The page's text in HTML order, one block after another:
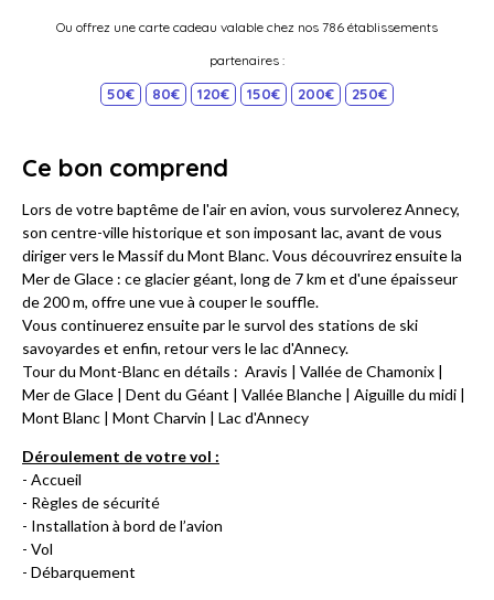
Ou offrez une carte cadeau valable chez nos 786 établissements
partenaires :
50€ 80€ 120€ 150€ 200€ 250€
Ce bon comprend
Lors de votre baptême de l'air en avion, vous survolerez Annecy,
son centre-ville historique et son imposant lac, avant de vous
diriger vers le Massif du Mont Blanc. Vous découvrirez ensuite la
Mer de Glace : ce glacier géant, long de 7 km et d'une épaisseur
de 200 m, offre une vue à couper le souffle.
Vous continuerez ensuite par le survol des stations de ski
savoyardes et enfin, retour vers le lac d'Annecy.
Tour du Mont-Blanc en détails : Aravis | Vallée de Chamonix |
Mer de Glace | Dent du Géant | Vallée Blanche | Aiguille du midi |
Mont Blanc | Mont Charvin | Lac d'Annecy
Déroulement de votre vol :
- Accueil
- Règles de sécurité
- Installation à bord de l’avion
- Vol
- Débarquement